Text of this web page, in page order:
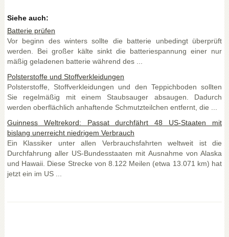
Siehe auch:
Batterie prüfen
Vor beginn des winters sollte die batterie unbedingt überprüft
werden. Bei großer kälte sinkt die batteriespannung einer nur
mäßig geladenen batterie während des ...
Polsterstoffe und Stoffverkleidungen
Polsterstoffe, Stoffverkleidungen und den Teppichboden sollten
Sie regelmäßig mit einem Staubsauger absaugen. Dadurch
werden oberflächlich anhaftende Schmutzteilchen entfernt, die ...
Guinness Weltrekord: Passat durchfährt 48 US-Staaten mit
bislang unerreicht niedrigem Verbrauch
Ein Klassiker unter allen Verbrauchsfahrten weltweit ist die
Durchfahrung aller US-Bundesstaaten mit Ausnahme von Alaska
und Hawaii. Diese Strecke von 8.122 Meilen (etwa 13.071 km) hat
jetzt ein im US ...